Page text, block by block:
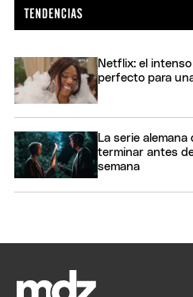
Netflix: el
perfecto para
La serie
terminar antes
semana